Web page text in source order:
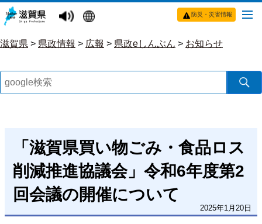
防災・災害情報
滋賀県 > 県政情報 > 広報 > 県政eしんぶん > お知らせ
「滋賀県買い物ごみ・食品ロス
削減推進協議会」令和6年度第2
回会議の開催について
2025年1月20日